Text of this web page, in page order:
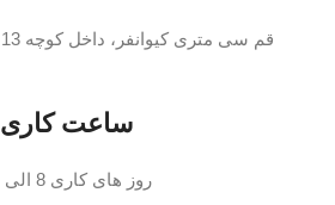
قم سی متری کیوانفر، داخل کوچه 13 ، فروشگاه حسینی
ساعت کاری
روز های کاری 8 الی ۲۱